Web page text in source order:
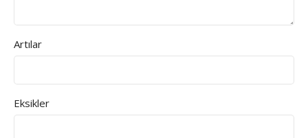
Artılar
Eksikler